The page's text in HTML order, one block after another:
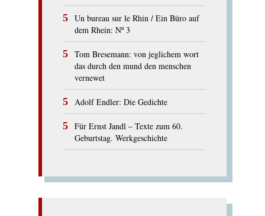
Un bureau sur le Rhin / Ein Büro auf
dem Rhein: Nº 3
Tom Bresemann: von jeglichem wort
das durch den mund den menschen
vernewet
Adolf Endler: Die Gedichte
Für Ernst Jandl – Texte zum 60.
Geburtstag. Werkgeschichte